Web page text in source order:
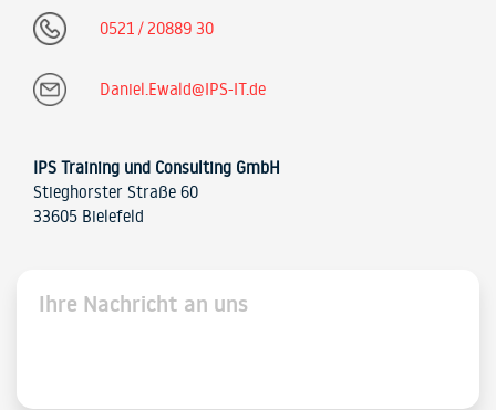
0521 / 20889 30
Daniel.Ewald@IPS-IT.de
IPS Training und Consulting GmbH
Stieghorster Straße 60
33605 Bielefeld